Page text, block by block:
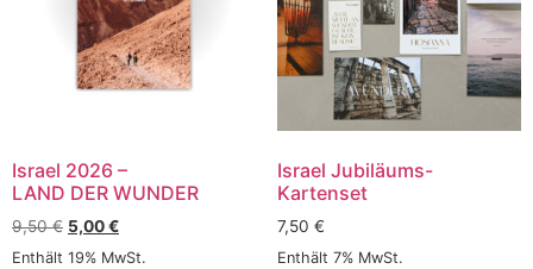
Israel 2026 –
LAND DER WUNDER
9,50€ 5,00€
Enthält 19% MwSt.
Israel Jubiläums-
Kartenset
7,50 €
Enthält 7% MwSt.